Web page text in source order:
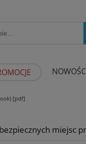
[pdf]
miejsc